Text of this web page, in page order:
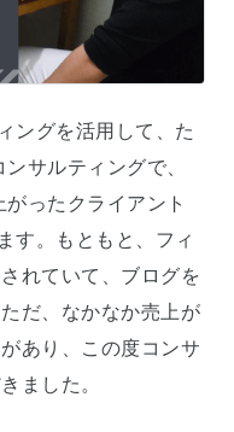
ングを活用して、た
サルティングで、
ったクライアント
す。もともと、フィ
れていて、ブログを
だ、なかなか売上が
あり、この度コンサ
ました。